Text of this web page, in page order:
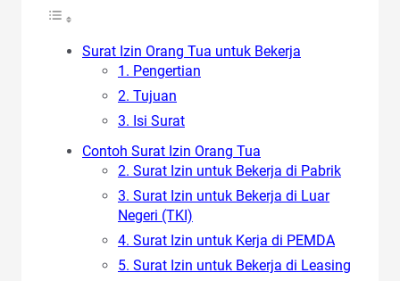
Surat Izin Orang Tua untuk Bekerja
1. Pengertian
2. Tujuan
3. Isi Surat
Contoh Surat Izin Orang Tua
2. Surat Izin untuk Bekerja di Pabrik
3. Surat Izin untuk Bekerja di Luar
Negeri (TKI)
4. Surat Izin untuk Kerja di PEMDA
5. Surat Izin untuk Bekerja di Leasing